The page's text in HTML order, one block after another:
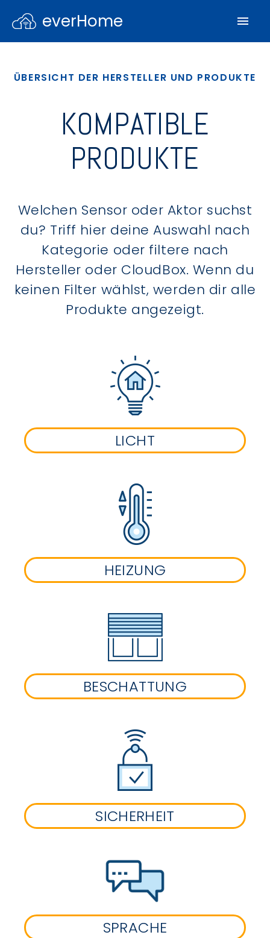
everHome
ÜBERSICHT DER HERSTELLER UND PRODUKTE
KOMPATIBLE
PRODUKTE
Welchen Sensor oder Aktor suchst
du? Triff hier deine Auswahl nach
Kategorie oder filtere nach
Hersteller oder CloudBox. Wenn du
keinen Filter wählst, werden dir alle
Produkte angezeigt.
LICHT
HEIZUNG
BESCHATTUNG
SICHERHEIT
SPRACHE